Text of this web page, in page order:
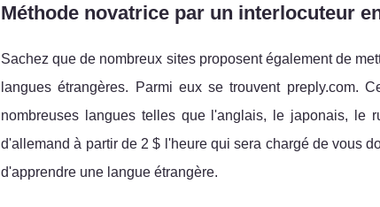
Méthode novatrice par un interlocuteur
Sachez que de nombreux sites proposent également de
langues étrangères. Parmi eux se trouvent preply.com.
nombreuses langues telles que l'anglais, le japonais, le
d'allemand à partir de 2 $ l'heure qui sera chargé de vous
d'apprendre une langue étrangère.